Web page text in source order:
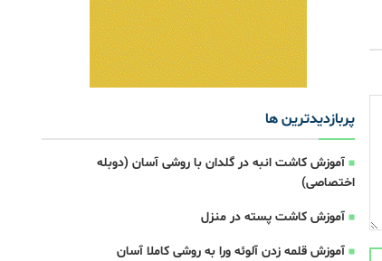
پربازدیدترین ها
آموزش کاشت انبه در گلدان با روشی آسان (دوبله
اختصاصی)
آموزش کاشت پسته در منزل
آموزش قلمه زدن آلوئه ورا به روشی کاملا آسان